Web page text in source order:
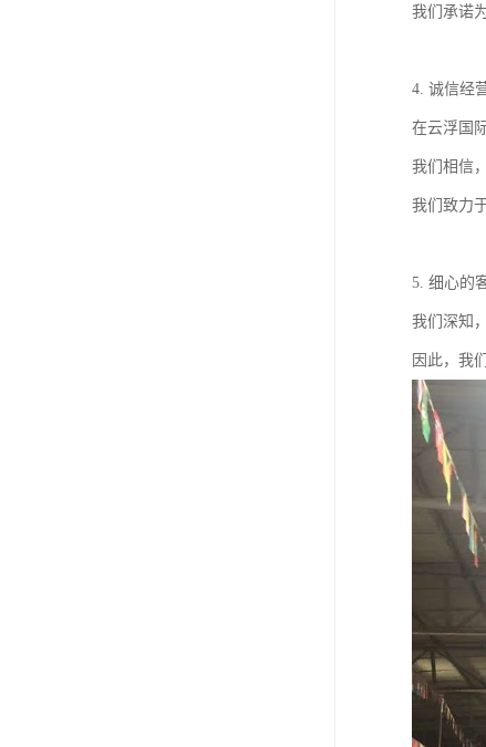
我们承诺
4. 诚信经
在云浮国
我们相信
我们致力
5. 细心的
我们深知
因此，我